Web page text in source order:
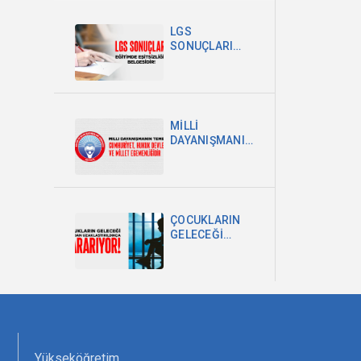
ŞARTTIR
LGS
SONUÇLARI
MİLLİ
DAYANIŞMANIN
MİLLET
EGEMENLİĞİDİR
ÇOCUKLARIN
GELECEĞİ